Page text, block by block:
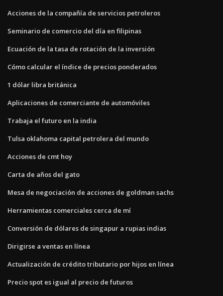
Acciones de la compañía de servicios petroleros
Seminario de comercio del día en filipinas
Ecuación de la tasa de rotación de la inversión
Cómo calcular el índice de precios ponderados
1 dólar libra británica
Aplicaciones de comerciante de automóviles
Trabaja el futuro en la india
Tulsa oklahoma capital petrolera del mundo
Acciones de cmt hoy
Carta de años del gato
Mesa de negociación de acciones de goldman sachs
Herramientas comerciales cerca de mí
Conversión de dólares de singapur a rupias indias
Dirigirse a ventas en línea
Actualización de crédito tributario por hijos en línea
Precio spot es igual al precio de futuros